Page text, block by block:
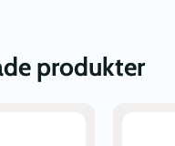
produkter